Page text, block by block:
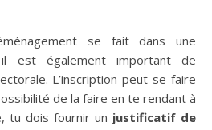
se fait dans une
il est également important de
L’inscription peut se faire
de la faire en te rendant à
tu dois fournir un justificatif de